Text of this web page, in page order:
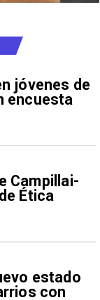
jóvenes de
encuesta
Campillai-
Ética
estado
con